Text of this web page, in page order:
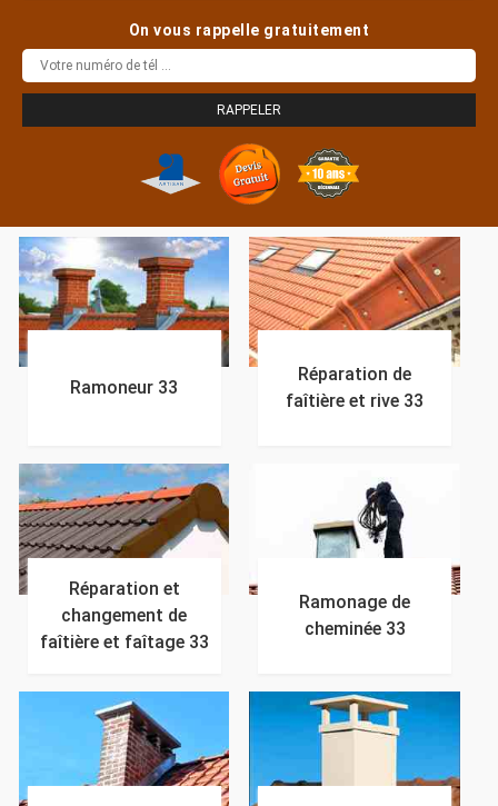
On vous rappelle gratuitement
Ramoneur 33
Réparation de
faîtière et rive 33
Réparation et
changement de
faîtière et faîtage 33
Ramonage de
cheminée 33